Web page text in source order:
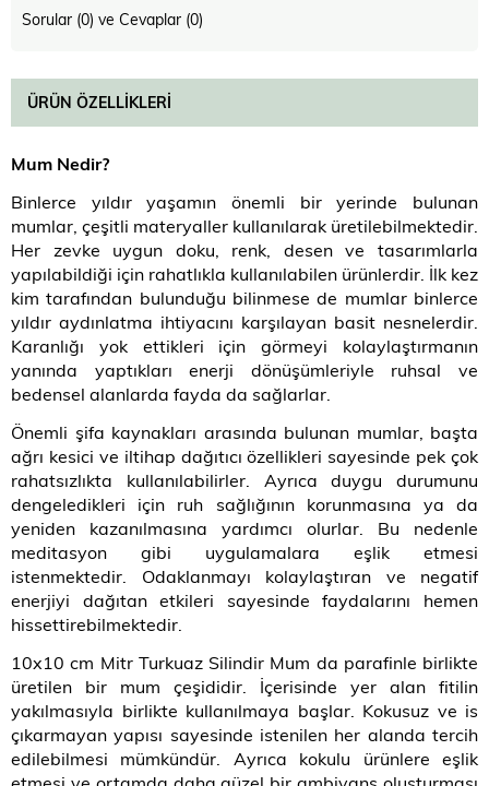
Sorular (0) ve Cevaplar (0)
ÜRÜN ÖZELLIKLERI
Mum Nedir?
Binlerce yıldır yaşamın önemli bir yerinde bulunan
mumlar, çeşitli materyaller kullanılarak üretilebilmektedir.
Her zevke uygun doku, renk, desen ve tasarımlarla
yapılabildiği için rahatlıkla kullanılabilen ürünlerdir. İlk kez
kim tarafından bulunduğu bilinmese de mumlar binlerce
yıldır aydınlatma ihtiyacını karşılayan basit nesnelerdir.
Karanlığı yok ettikleri için görmeyi kolaylaştırmanın
yanında yaptıkları enerji dönüşümleriyle ruhsal ve
bedensel alanlarda fayda da sağlarlar.
Önemli şifa kaynakları arasında bulunan mumlar, başta
ağrı kesici ve iltihap dağıtıcı özellikleri sayesinde pek çok
rahatsızlıkta kullanılabilirler. Ayrıca duygu durumunu
dengeledikleri için ruh sağlığının korunmasına ya da
yeniden kazanılmasına yardımcı olurlar. Bu nedenle
meditasyon gibi uygulamalara eşlik etmesi
istenmektedir. Odaklanmayı kolaylaştıran ve negatif
enerjiyi dağıtan etkileri sayesinde faydalarını hemen
hissettirebilmektedir.
10x10 cm Mitr Turkuaz Silindir Mum da parafinle birlikte
üretilen bir mum çeşididir. İçerisinde yer alan fitilin
yakılmasıyla birlikte kullanılmaya başlar. Kokusuz ve is
çıkarmayan yapısı sayesinde istenilen her alanda tercih
edilebilmesi mümkündür. Ayrıca kokulu ürünlere eşlik